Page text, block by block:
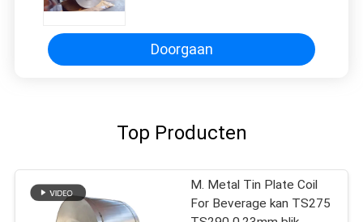
Doorgaan
Top Producten
M. Metal Tin Plate Coil
For Beverage kan TS275